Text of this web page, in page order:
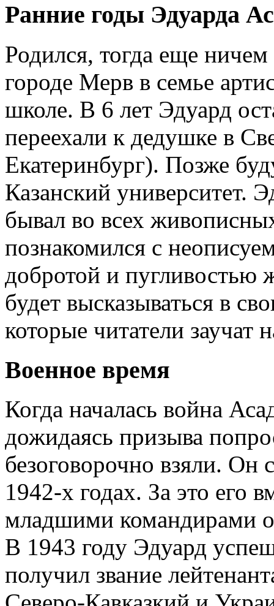
Ранние годы Эдуарда
Родился, тогда еще
городе Мерв в семье
школе. В 6 лет Эдуард
переехали к дедушке в
Екатеринбург). Позже
Казанский университет.
бывал во всех
познакомился с
добротой и
будет высказываться в
которые читатели заучат
Военное время
Когда началась война
дожидаясь призыва
безоговорочно взяли.
1942-х годах. За это его
младшими командирами
В 1943 году Эдуард
получил звание